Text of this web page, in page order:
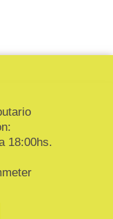
18:00hs.